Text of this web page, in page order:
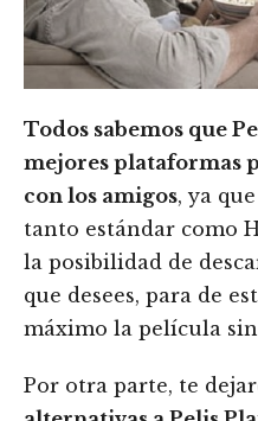
Todos sabemos que
mejores plataformas
con los amigos, ya
tanto estándar como
la posibilidad de
que desees, para de
máximo la película
Por otra parte, te